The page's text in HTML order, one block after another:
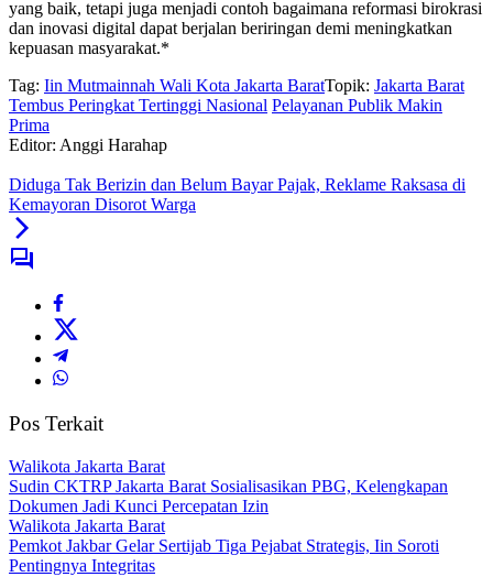
yang baik, tetapi juga menjadi contoh bagaimana reformasi birokrasi
dan inovasi digital dapat berjalan beriringan demi meningkatkan
kepuasan masyarakat.*
Tag: Iin Mutmainnah Wali Kota Jakarta BaratTopik: Jakarta Barat
Tembus Peringkat Tertinggi Nasional Pelayanan Publik Makin
Prima
Editor: Anggi Harahap
Diduga Tak Berizin dan Belum Bayar Pajak, Reklame Raksasa di
Kemayoran Disorot Warga
Pos Terkait
Walikota Jakarta Barat
Sudin CKTRP Jakarta Barat Sosialisasikan PBG, Kelengkapan
Dokumen Jadi Kunci Percepatan Izin
Walikota Jakarta Barat
Pemkot Jakbar Gelar Sertijab Tiga Pejabat Strategis, Iin Soroti
Pentingnya Integritas